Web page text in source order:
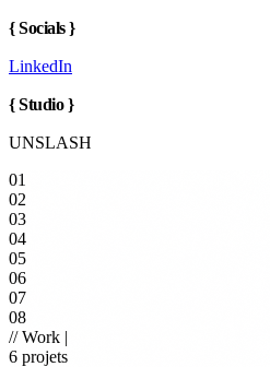
{Socials}
LinkedIn
{Studio}
UNSLASH
01
02
03
04
05
06
07
08
// Work |
6 projets